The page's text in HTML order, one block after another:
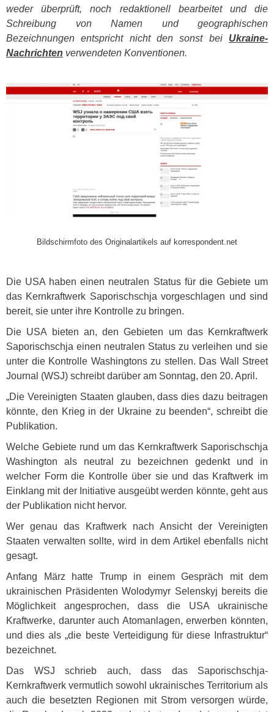
weder überprüft, noch redaktionell bearbeitet und die
Schreibung von Namen und geographischen
Bezeichnungen entspricht nicht den sonst bei Ukraine-
Nachrichten verwendeten Konventionen.
Bildschirmfoto des Originalartikels auf korrespondent.net
Die USA haben einen neutralen Status für die Gebiete um
das Kernkraftwerk Saporischschja vorgeschlagen und sind
bereit, sie unter ihre Kontrolle zu bringen.
Die USA bieten an, den Gebieten um das Kernkraftwerk
Saporischschja einen neutralen Status zu verleihen und sie
unter die Kontrolle Washingtons zu stellen. Das Wall Street
Journal (WSJ) schreibt darüber am Sonntag, den 20. April.
„Die Vereinigten Staaten glauben, dass dies dazu beitragen
könnte, den Krieg in der Ukraine zu beenden“, schreibt die
Publikation.
Welche Gebiete rund um das Kernkraftwerk Saporischschja
Washington als neutral zu bezeichnen gedenkt und in
welcher Form die Kontrolle über sie und das Kraftwerk im
Einklang mit der Initiative ausgeübt werden könnte, geht aus
der Publikation nicht hervor.
Wer genau das Kraftwerk nach Ansicht der Vereinigten
Staaten verwalten sollte, wird in dem Artikel ebenfalls nicht
gesagt.
Anfang März hatte Trump in einem Gespräch mit dem
ukrainischen Präsidenten Wolodymyr Selenskyj bereits die
Möglichkeit angesprochen, dass die USA ukrainische
Kraftwerke, darunter auch Atomanlagen, erwerben könnten,
und dies als „die beste Verteidigung für diese Infrastruktur“
bezeichnet.
Das WSJ schrieb auch, dass das Saporischschja-
Kernkraftwerk vermutlich sowohl ukrainisches Territorium als
auch die besetzten Regionen mit Strom versorgen würde,